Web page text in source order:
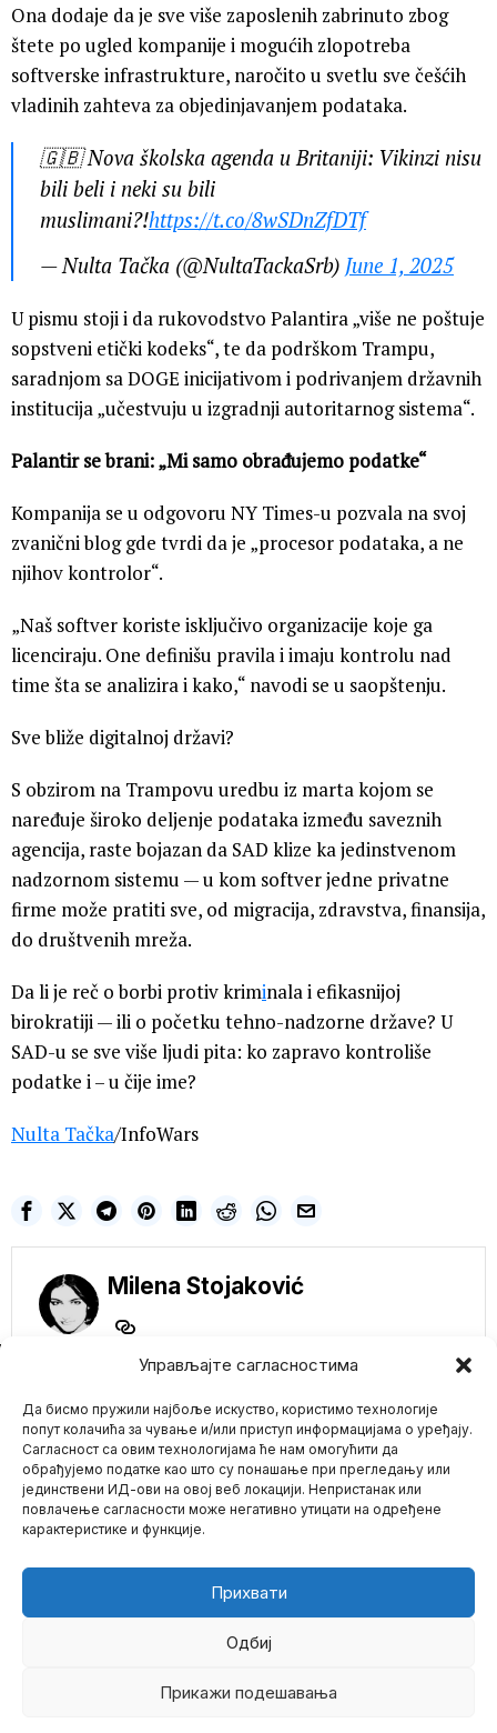
Управљајте сагласностима
Да бисмо пружили најбоље искуство, користимо технологије
попут колачића за чување и/или приступ информацијама о уређају.
Сагласност са овим технологијама ће нам омогућити да
обрађујемо податке као што су понашање при прегледању или
јединствени ИД-ови на овој веб локацији. Непристанак или
повлачење сагласности може негативно утицати на одређене
карактеристике и функције.
Прихвати
Одбиј
Прикажи подешавања
Ona dodaje da je sve više zaposlenih zabrinuto zbog
štete po ugled kompanije i mogućih zlopotreba
softverske infrastrukture, naročito u svetlu sve češćih
vladinih zahteva za objedinjavanjem podataka.
🇬🇧 Nova školska agenda u Britaniji: Vikinzi nisu
bili beli i neki su bili
muslimani?!https://t.co/8wSDnZfDTf
— Nulta Tačka (@NultaTackaSrb) June 1, 2025
U pismu stoji i da rukovodstvo Palantira „više ne poštuje
sopstveni etički kodeks“, te da podrškom Trampu,
saradnjom sa DOGE inicijativom i podrivanjem državnih
institucija „učestvuju u izgradnji autoritarnog sistema“.
Palantir se brani: „Mi samo obrađujemo podatke“
Kompanija se u odgovoru NY Times-u pozvala na svoj
zvanični blog gde tvrdi da je „procesor podataka, a ne
njihov kontrolor“.
„Naš softver koriste isključivo organizacije koje ga
licenciraju. One definišu pravila i imaju kontrolu nad
time šta se analizira i kako,“ navodi se u saopštenju.
Sve bliže digitalnoj državi?
S obzirom na Trampovu uredbu iz marta kojom se
naređuje široko deljenje podataka između saveznih
agencija, raste bojazan da SAD klize ka jedinstvenom
nadzornom sistemu — u kom softver jedne privatne
firme može pratiti sve, od migracija, zdravstva, finansija,
do društvenih mreža.
Da li je reč o borbi protiv kriminala i efikasnijoj
birokratiji — ili o početku tehno-nadzorne države? U
SAD-u se sve više ljudi pita: ko zapravo kontroliše
podatke i – u čije ime?
Nulta Tačka/InfoWars
Milena Stojaković
Mario zna Youtube
2026- Sva prava zadržana.
Direktor BlackRock-a
predviđa sumornu
budućnost za kripto
industriju
Kolaps berze FTX preti da
sruši više kompanija za
kriptovalute,
ZDRAVLJA:
PANDEMIJA
IZAZVALA CUNAMI
PSIHIČKIH I
SEKSUALNIH
POREMEĆAJA
Nican Horovic predložio